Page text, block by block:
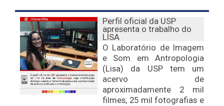
Perfil oficial da USP
apresenta o trabalho do
LISA
O Laboratório de Imagem
e Som em Antropologia
(Lisa) da USP tem um
acervo de
aproximadamente 2 mil
filmes, 25 mil fotografias e